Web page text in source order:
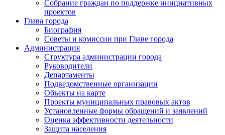
Собрание граждан по поддержке инициативных
проектов
Глава города
Биография
Советы и комиссии при Главе города
Администрация
Структура администрации города
Руководители
Департаменты
Подведомственные организации
Объекты на карте
Проекты муниципальных правовых актов
Установленные формы обращений и заявлений
Оценка эффективности деятельности
Защита населения